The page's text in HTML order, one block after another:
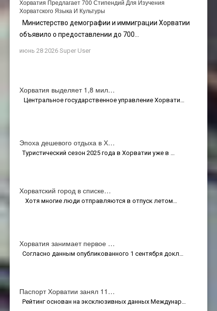
Хорватия Предлагает 700 Стипендий Для Изучения
Хорватского Языка И Культуры
Министерство демографии и иммиграции Хорватии
объявило о предоставлении до 700...
июнь 28 2026 Super User
Хорватия выделяет 1,8 мил…
Центральное государственное управление Хорвати…
Эпоха дешевого отдыха в Х…
Туристический сезон 2025 года в Хорватии уже в …
Хорватский город в списке…
Хотя многие люди отправляются в отпуск летом…
Хорватия занимает первое …
Согласно данным опубликованного 1 сентября докл…
Паспорт Хорватии занял 11…
Рейтинг основан на эксклюзивных данных Междунар…